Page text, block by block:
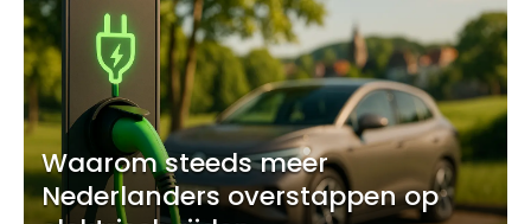
Waarom steeds meer
Nederlanders overstappen op